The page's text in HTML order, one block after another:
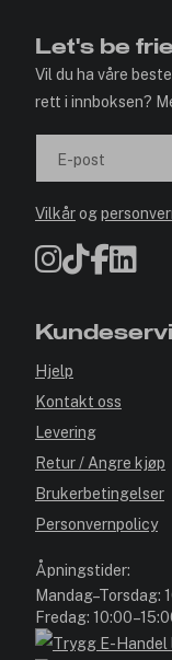
Let's be
Vil du ha våre
rett i innboksen?
E-post
Vilkårog
Hjelp
Kontakt oss
Levering
Retur / Angre kjøp
Brukerbetingelser
Personvernpolicy
Åpningstider:
Mandag–Torsdag:
Fredag: